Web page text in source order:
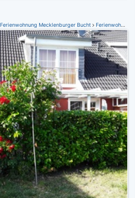
Ferienwohnung Mecklenburger Bucht Ferienwohnung Börgerende